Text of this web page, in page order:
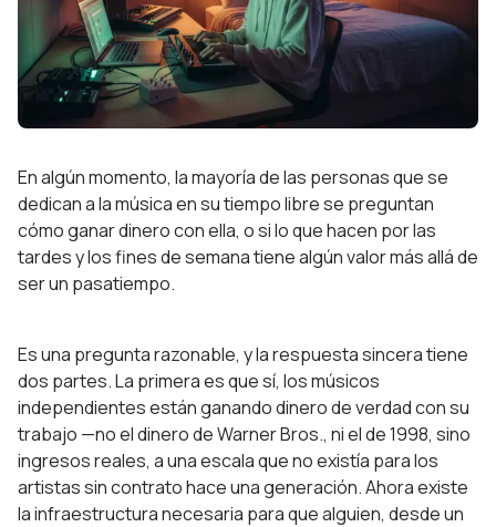
En algún momento, la mayoría de las personas que se
dedican a la música en su tiempo libre se preguntan
cómo ganar dinero con ella, o si lo que hacen por las
tardes y los fines de semana tiene algún valor más allá de
ser un pasatiempo.
Es una pregunta razonable, y la respuesta sincera tiene
dos partes. La primera es que sí, los músicos
independientes están ganando dinero de verdad con su
trabajo —no el dinero de Warner Bros., ni el de 1998, sino
ingresos reales, a una escala que no existía para los
artistas sin contrato hace una generación. Ahora existe
la infraestructura necesaria para que alguien, desde un